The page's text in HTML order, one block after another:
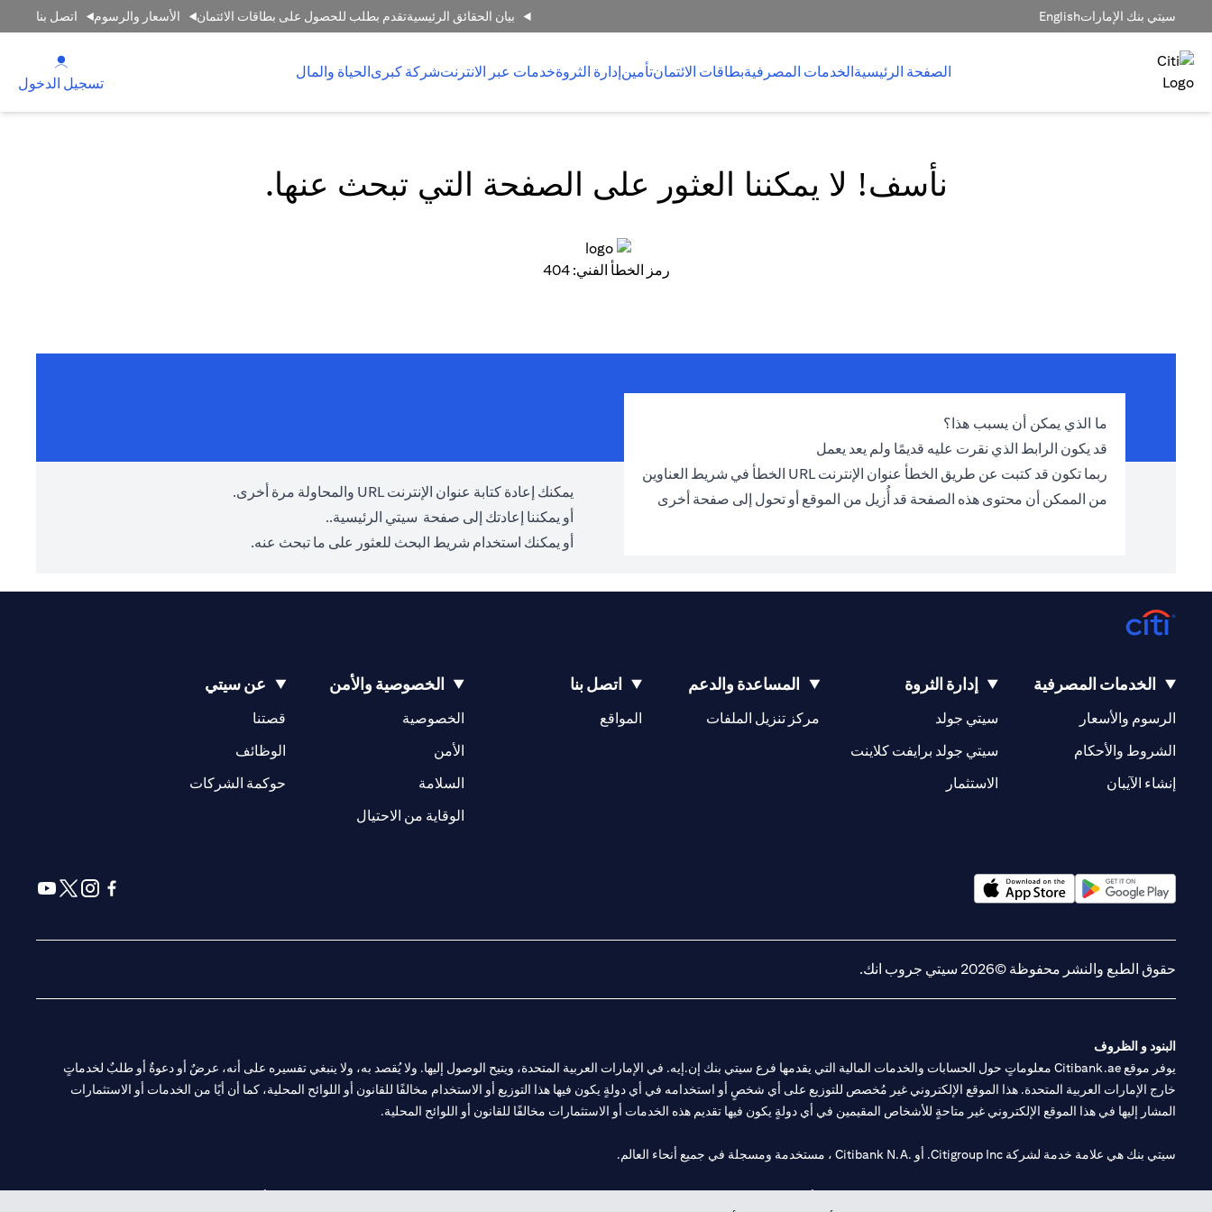
سيتي بنك الإماراتEnglish بيان الحقائق الرئيسيةتقدم بطلب للحصول على بطاقات الائتمان الأسعار والرسوم اتصل بنا
الصفحة الرئيسيةالخدمات المصرفيةبطاقات الائتمانتأمينإدارة الثروةخدمات عبر الانترنتشركة كبرىالحياة والمال
تسجيل الدخول
نأسف! لا يمكننا العثور على الصفحة التي تبحث عنها.
رمز الخطأ الفني: 404
ما الذي يمكن أن يسبب هذا؟
قد يكون الرابط الذي نقرت عليه قديمًا ولم يعد يعمل
ربما تكون قد كتبت عن طريق الخطأ عنوان الإنترنت URL الخطأ في شريط العناوين
من الممكن أن محتوى هذه الصفحة قد أُزيل من الموقع أو تحول إلى صفحة أخرى
يمكنك إعادة كتابة عنوان الإنترنت URL والمحاولة مرة أخرى.
أو يمكننا إعادتك إلى صفحة سيتي الرئيسية..
أو يمكنك استخدام شريط البحث للعثور على ما تبحث عنه.
الخدمات المصرفية
الرسوم والأسعار
الشروط والأحكام
إنشاء الآيبان
إدارة الثروة
سيتي جولد
سيتي جولد برايفت كلاينت
الاستثمار
المساعدة والدعم
مركز تنزيل الملفات
اتصل بنا
المواقع
(opens in a new tab)
الخصوصية والأمن
الخصوصية
الأمن
السلامة
الوقاية من الاحتيال
عن سيتي
قصتنا
(opens in a new tab)
الوظائف
(opens in a new tab)
حوكمة الشركات
(opens in a new tab)
حقوق الطبع والنشر محفوظة ©2026 سيتي جروب انك.
البنود و الظروف
يوفر موقع Citibank.ae معلوماتٍ حول الحسابات والخدمات المالية التي يقدمها فرع سيتي بنك إن.إيه. في الإمارات العربية المتحدة، ويتيح الوصول إليها. ولا يُقصد به، ولا ينبغي تفسيره على أنه، عرضٌ أو دعوةٌ أو طلبٌ لخدماتٍ
خارج الإمارات العربية المتحدة. هذا الموقع الإلكتروني غير مُخصص للتوزيع على أي شخصٍ أو استخدامه في أي دولةٍ يكون فيها هذا التوزيع أو الاستخدام مخالفًا للقانون أو اللوائح المحلية، كما أن أيًا من الخدمات أو الاستثمارات
المشار إليها في هذا الموقع الإلكتروني غير متاحةٍ للأشخاص المقيمين في أي دولةٍ يكون فيها تقديم هذه الخدمات أو الاستثمارات مخالفًا للقانون أو اللوائح المحلية.
سيتي بنك هي علامة خدمة لشركة Citigroup Inc. أو .Citibank N.A ، مستخدمة ومسجلة في جميع أنحاء العالم.